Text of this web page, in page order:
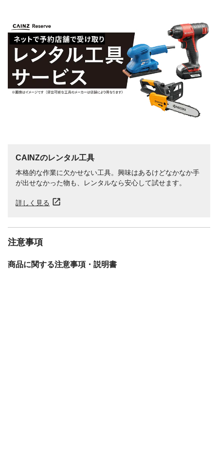
CAINZのレンタル工具
本格的な作業に欠かせない工具。興味はあるけどなかなか手
が出せなかった物も、レンタルなら安心して試せます。
詳しく見る
注意事項
商品に関する注意事項・説明書